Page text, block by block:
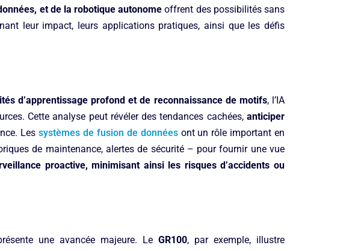
et de la robotique autonomeoffrent des possibilités sans
leur impact, leurs applications pratiques, ainsi que les défis
d’apprentissage profond et de reconnaissance de motifs, l’IA
Cette analyse peut révéler des tendances cachées,anticiper
Lessystèmes de fusion de donnéesont un rôle important en
de maintenance, alertes de sécurité – pour fournir une vue
proactive, minimisant ainsi les risques d’accidents ou
une avancée majeure. LeGR100, par exemple, illustre